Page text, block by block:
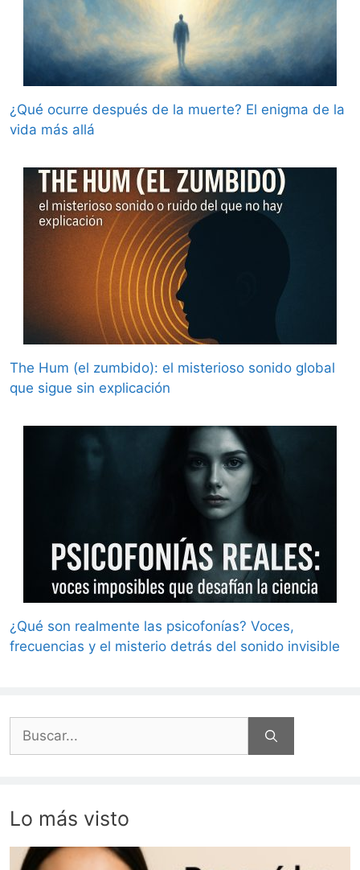
¿Qué ocurre después de la muerte? El enigma de la
vida más allá
The Hum (el zumbido): el misterioso sonido global
que sigue sin explicación
¿Qué son realmente las psicofonías? Voces,
frecuencias y el misterio detrás del sonido invisible
Buscar:
Lo más visto